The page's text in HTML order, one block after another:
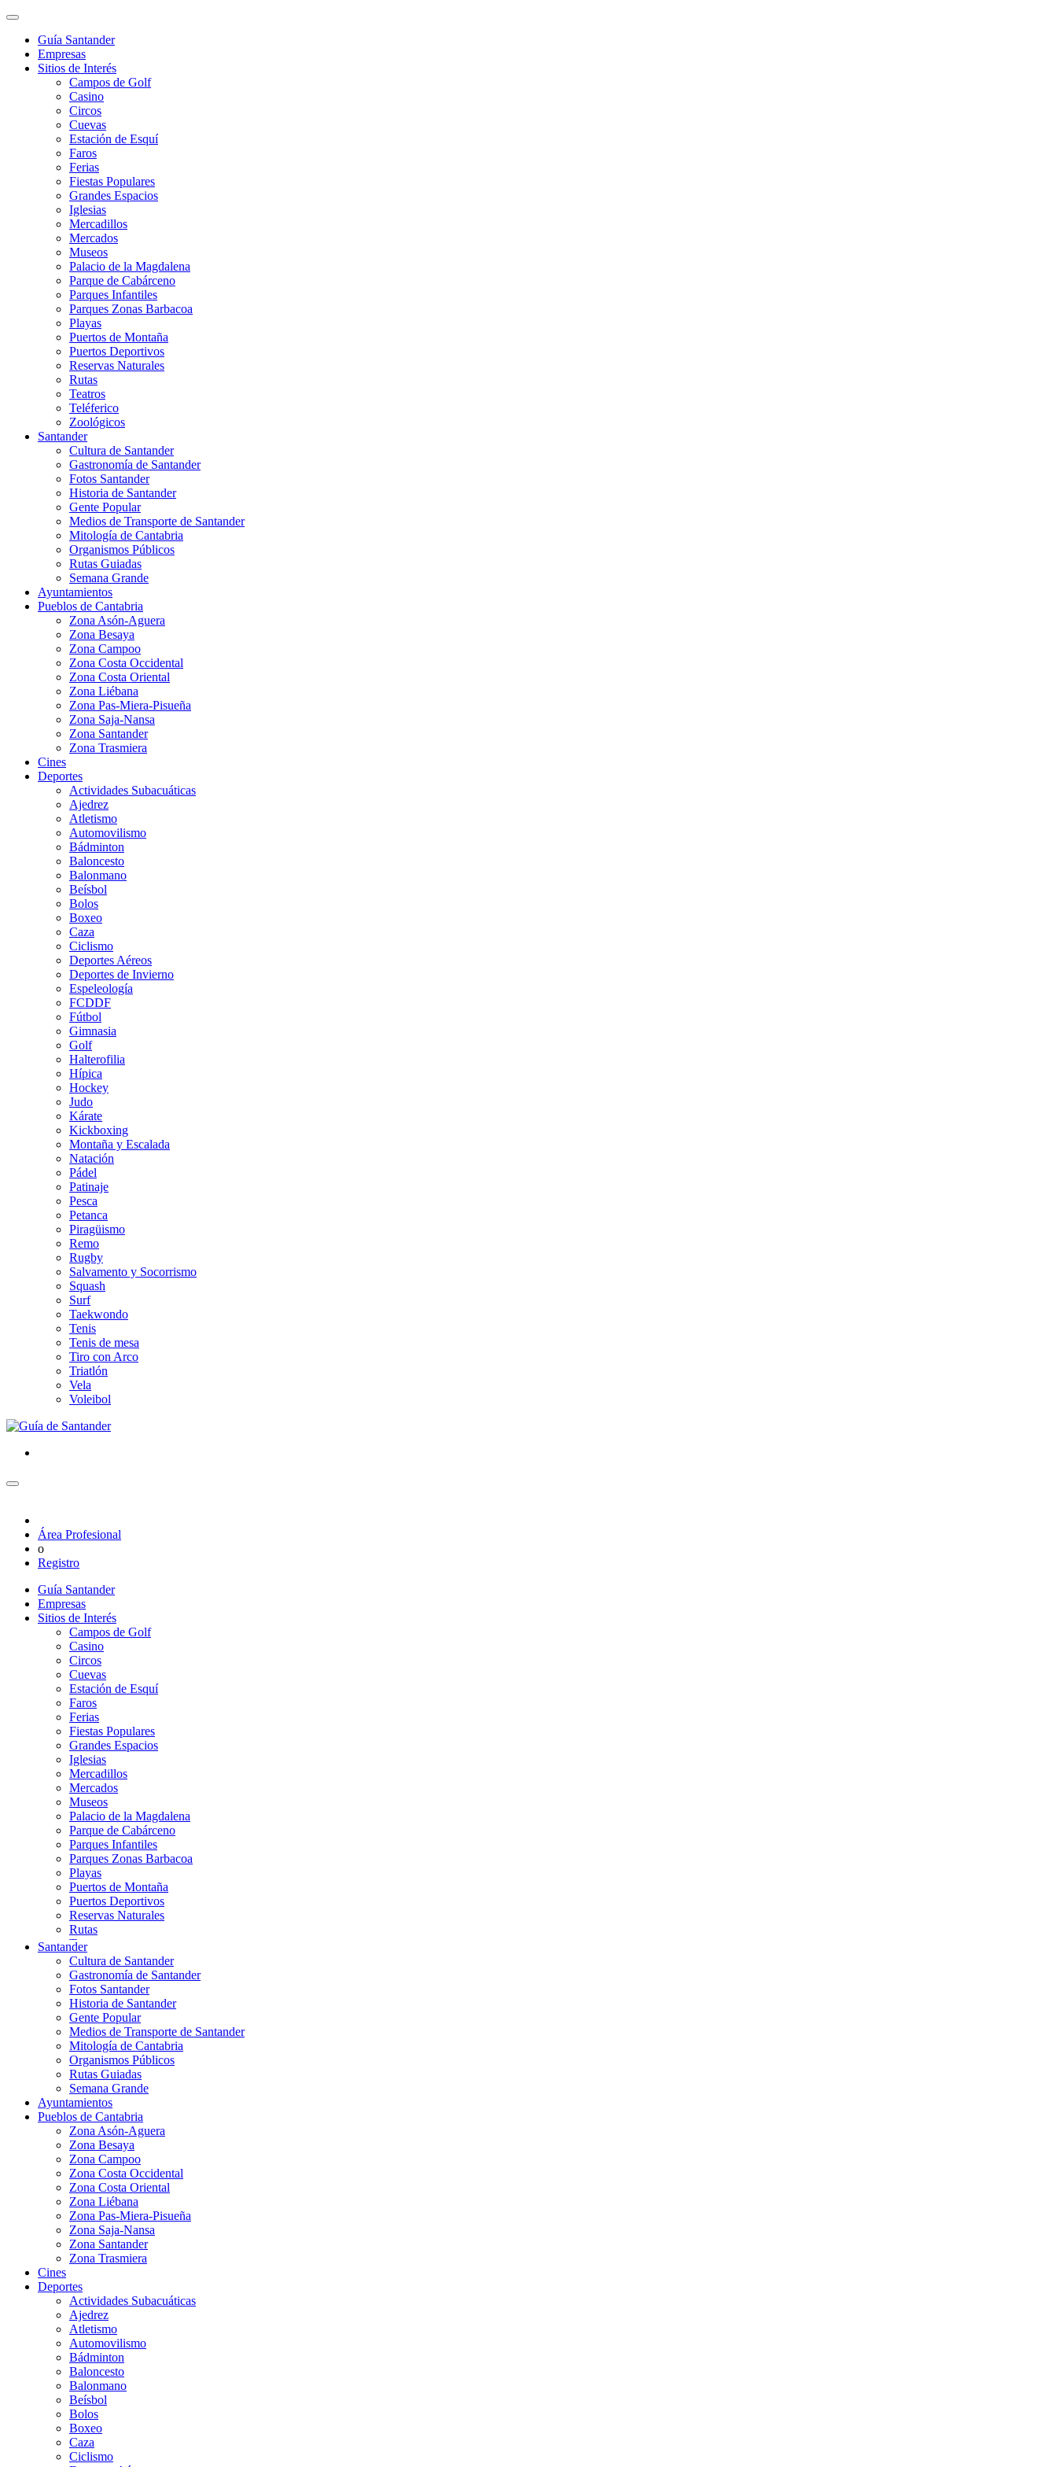
Guía Santander
Empresas
Sitios de Interés
Campos de Golf
Casino
Circos
Cuevas
Estación de Esquí
Faros
Ferias
Fiestas Populares
Grandes Espacios
Iglesias
Mercadillos
Mercados
Museos
Palacio de la Magdalena
Parque de Cabárceno
Parques Infantiles
Parques Zonas Barbacoa
Playas
Puertos de Montaña
Puertos Deportivos
Reservas Naturales
Rutas
Teatros
Teléferico
Zoológicos
Santander
Cultura de Santander
Gastronomía de Santander
Fotos Santander
Historia de Santander
Gente Popular
Medios de Transporte de Santander
Mitología de Cantabria
Organismos Públicos
Rutas Guiadas
Semana Grande
Ayuntamientos
Pueblos de Cantabria
Zona Asón-Aguera
Zona Besaya
Zona Campoo
Zona Costa Occidental
Zona Costa Oriental
Zona Liébana
Zona Pas-Miera-Pisueña
Zona Saja-Nansa
Zona Santander
Zona Trasmiera
Cines
Deportes
Actividades Subacuáticas
Ajedrez
Atletismo
Automovilismo
Bádminton
Baloncesto
Balonmano
Beísbol
Bolos
Boxeo
Caza
Ciclismo
Deportes Aéreos
Deportes de Invierno
Espeleología
FCDDF
Fútbol
Gimnasia
Golf
Halterofilia
Hípica
Hockey
Judo
Kárate
Kickboxing
Montaña y Escalada
Natación
Pádel
Patinaje
Pesca
Petanca
Piragüismo
Remo
Rugby
Salvamento y Socorrismo
Squash
Surf
Taekwondo
Tenis
Tenis de mesa
Tiro con Arco
Triatlón
Vela
Voleibol
Área Profesional
o
Registro
Guía Santander
Empresas
Sitios de Interés
Campos de Golf
Casino
Circos
Cuevas
Estación de Esquí
Faros
Ferias
Fiestas Populares
Grandes Espacios
Iglesias
Mercadillos
Mercados
Museos
Palacio de la Magdalena
Parque de Cabárceno
Parques Infantiles
Parques Zonas Barbacoa
Playas
Puertos de Montaña
Puertos Deportivos
Reservas Naturales
Rutas
Teatros
Teléferico
Zoológicos
Santander
Cultura de Santander
Gastronomía de Santander
Fotos Santander
Historia de Santander
Gente Popular
Medios de Transporte de Santander
Mitología de Cantabria
Organismos Públicos
Rutas Guiadas
Semana Grande
Ayuntamientos
Pueblos de Cantabria
Zona Asón-Aguera
Zona Besaya
Zona Campoo
Zona Costa Occidental
Zona Costa Oriental
Zona Liébana
Zona Pas-Miera-Pisueña
Zona Saja-Nansa
Zona Santander
Zona Trasmiera
Cines
Deportes
Actividades Subacuáticas
Ajedrez
Atletismo
Automovilismo
Bádminton
Baloncesto
Balonmano
Beísbol
Bolos
Boxeo
Caza
Ciclismo